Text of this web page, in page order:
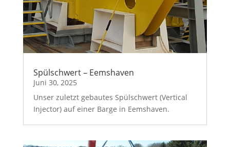
Spülschwert – Eemshaven
Juni 30, 2025
Unser zuletzt gebautes Spülschwert (Vertical
Injector) auf einer Barge in Eemshaven.